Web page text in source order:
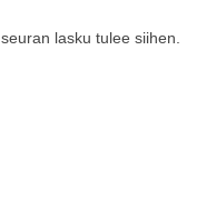
lasku tulee siihen.